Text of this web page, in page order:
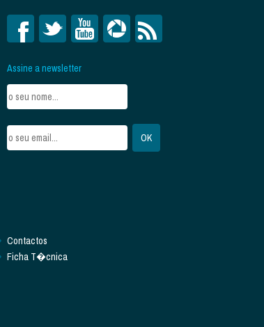
Assine a newsletter
Contactos
Ficha T�cnica